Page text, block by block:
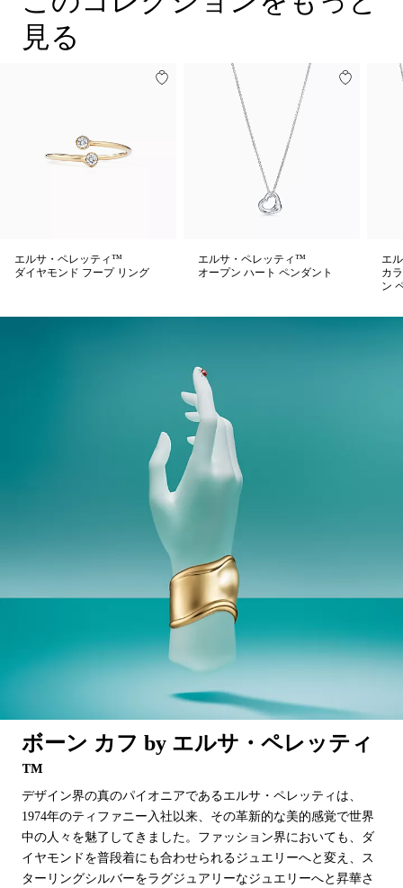
見る
エルサ・ペレッティ™
ダイヤモンド フープ リング
エルサ・ペレッティ™
オープン ハート ペンダント
エ
カ
ン
ボーン カフ by エルサ・ペレッティ
™
デザイン界の真のパイオニアであるエルサ・ペレッティは、
1974年のティファニー入社以来、その革新的な美的感覚で世界
中の人々を魅了してきました。ファッション界においても、ダ
イヤモンドを普段着にも合わせられるジュエリーへと変え、ス
ターリングシルバーをラグジュアリーなジュエリーへと昇華さ